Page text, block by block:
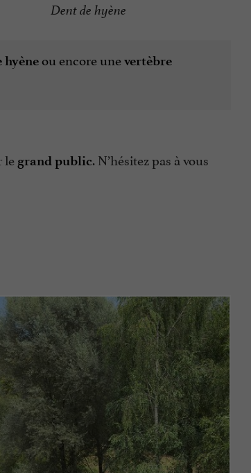
Dent de hyène
hyèneou encore unevertèbre
le grand public. N’hésitez pas à vous